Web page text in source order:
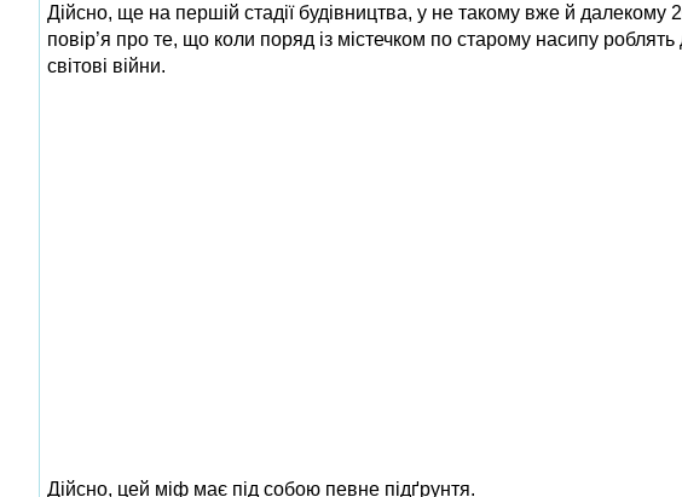
Дійсно, ще на першій стадії будівництва, у не такому вже й далекому
повір’я про те, що коли поряд із містечком по старому насипу
світові війни.
Дійсно, цей міф має під собою певне підґрунтя.